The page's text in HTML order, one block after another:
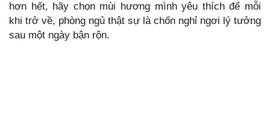
hơn hết, hãy chọn mùi hương mình yêu thích để mỗi
khi trở về, phòng ngủ thật sự là chốn nghỉ ngơi lý tưởng
sau một ngày bận rộn.